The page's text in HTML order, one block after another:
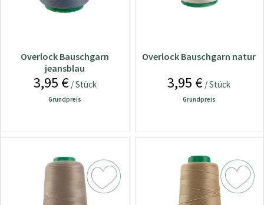
Overlock Bauschgarn
jeansblau
3,95 €/ Stück
Grundpreis
Overlock Bauschgarn natur
3,95 € / Stück
Grundpreis